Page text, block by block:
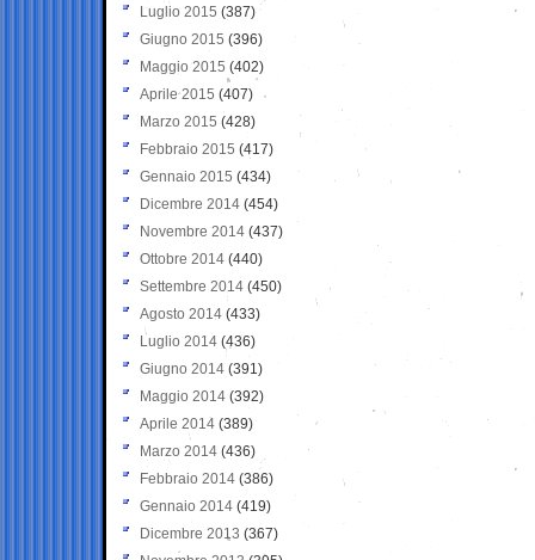
Luglio 2015 (387)
Giugno 2015 (396)
Maggio 2015 (402)
Aprile 2015 (407)
Marzo 2015 (428)
Febbraio 2015 (417)
Gennaio 2015 (434)
Dicembre 2014 (454)
Novembre 2014 (437)
Ottobre 2014 (440)
Settembre 2014 (450)
Agosto 2014 (433)
Luglio 2014 (436)
Giugno 2014 (391)
Maggio 2014 (392)
Aprile 2014 (389)
Marzo 2014 (436)
Febbraio 2014 (386)
Gennaio 2014 (419)
Dicembre 2013 (367)